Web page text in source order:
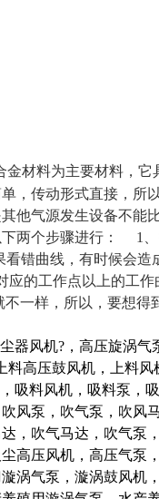
材料为主要材料，它
，传动形式直接，所
他气源发生设备不能
下两个步骤进行： 1
错曲线，有时候会造
的工作点以上的工作
一样，所以，要想得
器风机?，高压旋涡气
料高压鼓风机，上料风
吸料风机，吸料泵，
风泵，吹气泵，吹风
，吹气马达，吹气泵
高压风机，高压气泵
涡气泵，漩涡鼓风机